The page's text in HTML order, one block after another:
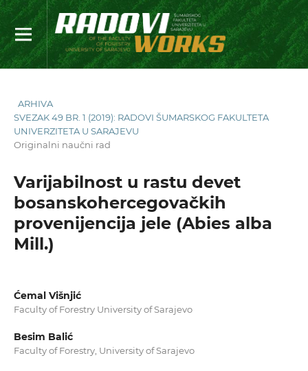
ARHIVA
SVEZAK 49 BR. 1 (2019): RADOVI ŠUMARSKOG FAKULTETA
UNIVERZITETA U SARAJEVU
Originalni naučni rad
Varijabilnost u rastu devet
bosanskohercegovačkih
provenijencija jele (Abies alba
Mill.)
Ćemal Višnjić
Faculty of Forestry University of Sarajevo
Besim Balić
Faculty of Forestry, University of Sarajevo